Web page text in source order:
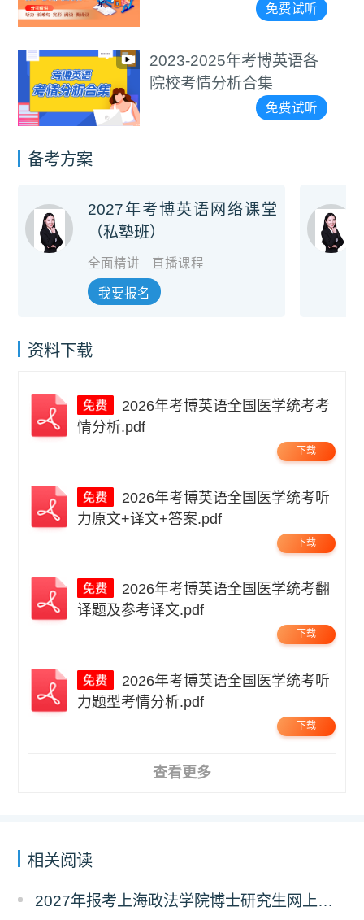
免费试听
英语各
免费试听
通用考博
视频教程
备考方案
2027年考博英语网络课堂
（私塾班）
全面精讲 直播课程
我要报名
资料下载
情分析.pdf
下载
力原文+译文+答案.pdf
下载
译题及参考译文.pdf
下载
力题型考情分析.pdf
下载
查看更多
相关阅读
2027年报考上海政法学院博士研究生网上报名公告